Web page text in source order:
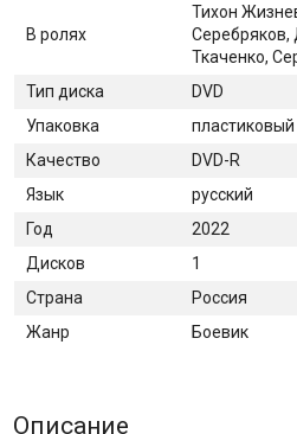
В ролях
Тихон
Серебряков,
Ткаченко,
Тип диска
DVD
Упаковка
пластиковый
Качество
DVD-R
Язык
русский
Год
2022
Дисков
1
Страна
Россия
Жанр
Боевик
Описание